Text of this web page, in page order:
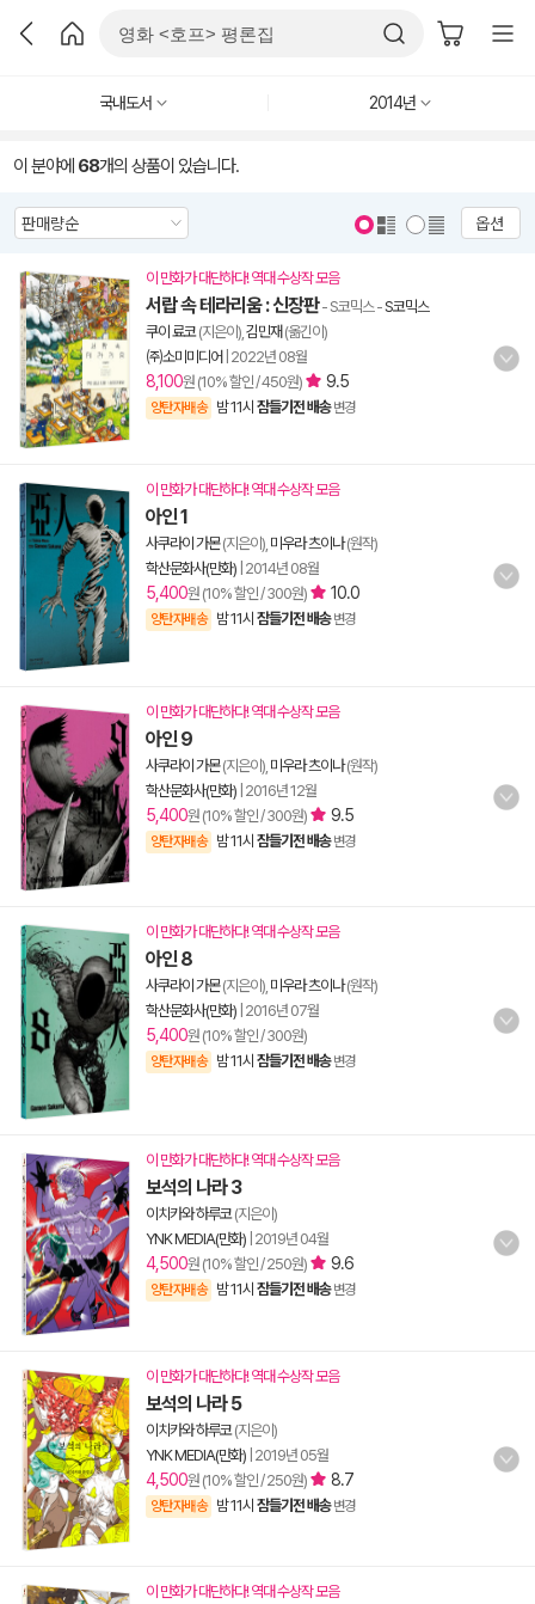
국내도서 2014년
이 분야에 68개의 상품이 있습니다.
옵션
이 만화가 대단하다! 역대 수상작 모음
서랍 속 테라리움 : 신장판- S코믹스-S코믹스
쿠이 료코(지은이), 김민재 (옮긴이)
㈜소미미디어 2022년 08월
8,100원 (10% 할인 / 450원) 9.5
양탄자배송 밤 11시 잠들기전 배송 변경
이 만화가 대단하다! 역대 수상작 모음
아인 1
사쿠라이 가몬(지은이), 미우라 츠이나(원작)
학산문화사(만화) 2014년 08월
5,400원 (10% 할인 / 300원) 10.0
양탄자배송 밤 11시 잠들기전 배송 변경
이 만화가 대단하다! 역대 수상작 모음
아인 9
사쿠라이 가몬(지은이), 미우라 츠이나(원작)
학산문화사(만화) 2016년 12월
5,400원 (10% 할인 / 300원) 9.5
양탄자배송 밤 11시 잠들기전 배송 변경
이 만화가 대단하다! 역대 수상작 모음
아인 8
사쿠라이 가몬(지은이), 미우라 츠이나(원작)
학산문화사(만화) 2016년 07월
5,400원 (10% 할인 / 300원)
양탄자배송 밤 11시 잠들기전 배송 변경
이 만화가 대단하다! 역대 수상작 모음
보석의 나라 3
이치카와 하루코(지은이)
YNK MEDIA(만화) 2019년 04월
4,500원 (10% 할인 / 250원) 9.6
양탄자배송 밤 11시 잠들기전 배송 변경
이 만화가 대단하다! 역대 수상작 모음
보석의 나라 5
이치카와 하루코(지은이)
YNK MEDIA(만화) 2019년 05월
4,500원 (10% 할인 / 250원) 8.7
양탄자배송 밤 11시 잠들기전 배송 변경
이 만화가 대단하다! 역대 수상작 모음